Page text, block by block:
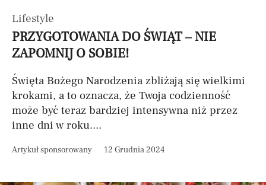
Lifestyle
PRZYGOTOWANIA DO ŚWIĄT – NIE
ZAPOMNIJ O SOBIE!
Święta Bożego Narodzenia zbliżają się wielkimi
krokami, a to oznacza, że Twoja codzienność
może być teraz bardziej intensywna niż przez
inne dni w roku....
Artykuł sponsorowany 12 Grudnia 2024